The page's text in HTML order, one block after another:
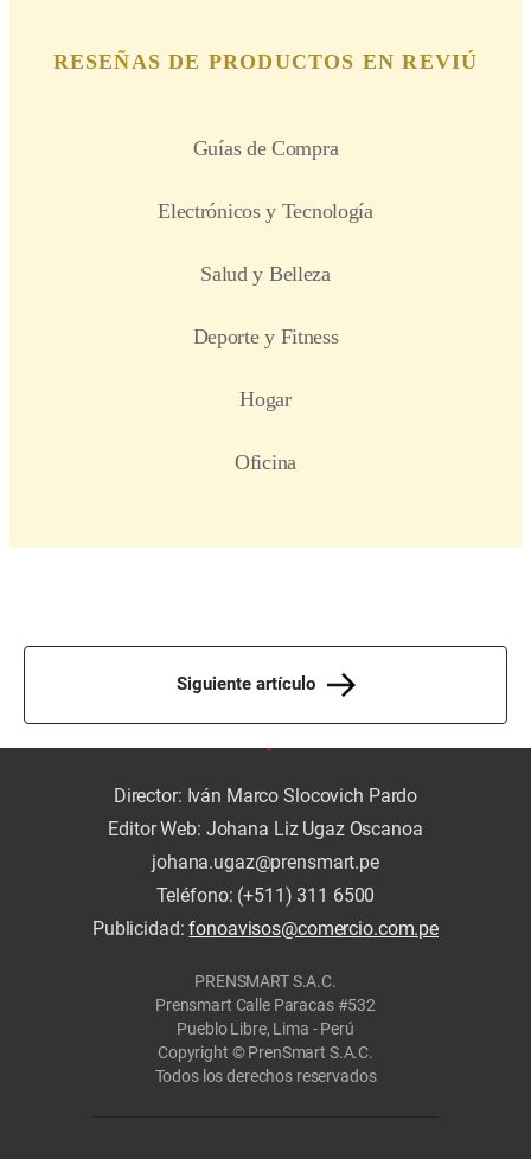
Siguiente artículo
Director: Iván Marco Slocovich Pardo
Editor Web: Johana Liz Ugaz Oscanoa
johana.ugaz@prensmart.pe
Teléfono: (+511) 311 6500
Publicidad:fonoavisos@comercio.com.pe
PRENSMART S.A.C.
Prensmart Calle Paracas #532
Pueblo Libre, Lima - Perú
Copyright © PrenSmart S.A.C.
Todos los derechos reservados